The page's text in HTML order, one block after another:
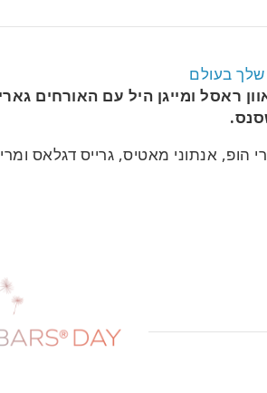
שלך בעולם
ראסל ומייגן היל עם האורחים
הופ, אנתוני מאטיס, גרייס דגלאס